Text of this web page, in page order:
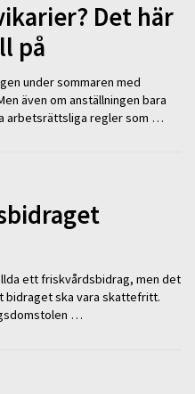
Det här
på
under sommaren med
även om anställningen bara
arbetsrättsliga regler som …
ett friskvårdsbidrag, men det
bidraget ska vara skattefritt.
…